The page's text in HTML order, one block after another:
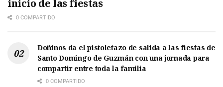
inicio de las fiestas
0 COMPARTIDO
Doñinos da el pistoletazo de salida a las fiestas de
Santo Domingo de Guzmán con una jornada para
compartir entre toda la familia
0 COMPARTIDO